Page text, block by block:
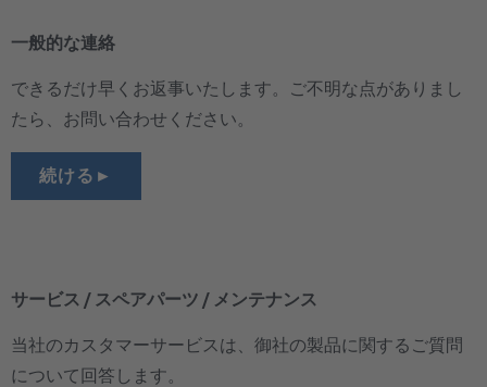
一般的な連絡
できるだけ早くお返事いたします。ご不明な点がありまし
たら、お問い合わせください。
続ける►
サービス / スペアパーツ / メンテナンス
当社のカスタマーサービスは、御社の製品に関するご質問
について回答します。